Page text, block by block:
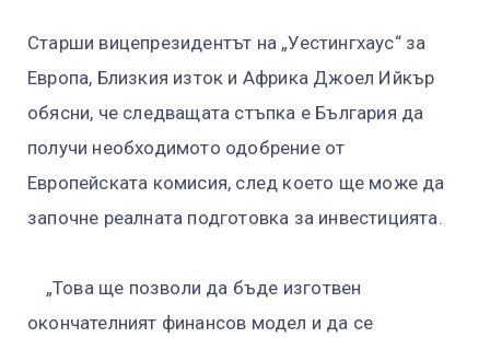
Старши вицепрезидентът на „Уестингхаус“ за
Европа, Близкия изток и Африка Джоел Ийкър
обясни, че следващата стъпка е България да
получи необходимото одобрение от
Европейската комисия, след което ще може да
започне реалната подготовка за инвестицията.
„Това ще позволи да бъде изготвен
окончателният финансов модел и да се